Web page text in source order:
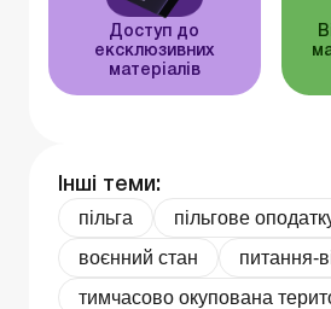
Доступ до
ексклюзивних
матеріалів
Інші теми:
пільга
пільгове
воєнний стан
питання-
тимчасово окупована